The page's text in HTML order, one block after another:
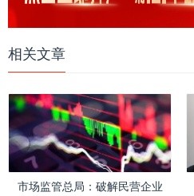
相关文章
市场监管总局：破解民营企业